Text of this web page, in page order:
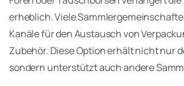
erheblich. Viele
Kanäle für den Austausch von
Zubehör. Diese Option erhält nicht nur
sondern unterstützt auch andere